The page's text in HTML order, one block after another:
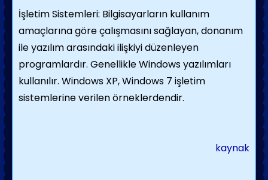
İşletim Sistemleri: Bilgisayarların kullanım
amaçlarına göre çalışmasını sağlayan, donanım
ile yazılım arasındaki ilişkiyi düzenleyen
programlardır. Genellikle Windows yazılımları
kullanılır. Windows XP, Windows 7 işletim
sistemlerine verilen örneklerdendir.
kaynak